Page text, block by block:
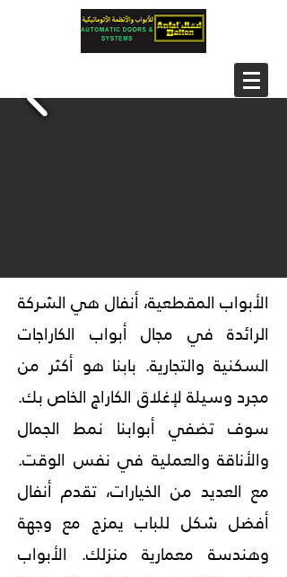
الأبواب المقطعية، أنفال هي الشركة
الرائدة في مجال أبواب الكاراجات
السكنية والتجارية. بابنا هو أكثر من
مجرد وسيلة لإغلاق الكاراج الخاص بك.
سوف تضفي أبوابنا نمط الجمال
والأناقة والعملية في نفس الوقت.
مع العديد من الخيارات، تقدم أنفال
أفضل شكل للباب يمزج مع وجهة
وهندسة معمارية منزلك. الأبواب